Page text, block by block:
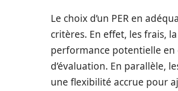
Le choix d’un PER en
critères. En effet, les frais,
performance potentielle
d’évaluation. En parallèle,
une flexibilité accrue pour